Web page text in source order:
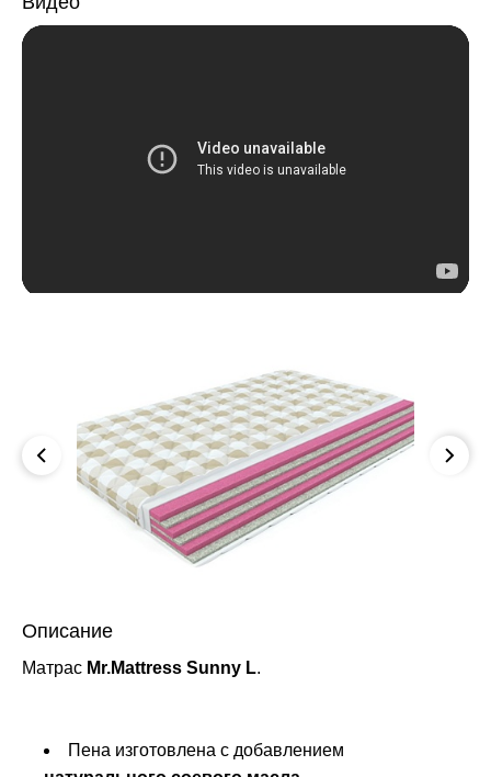
Описание
Матрас Mr.Mattress Sunny L.
Пена изготовлена с добавлением